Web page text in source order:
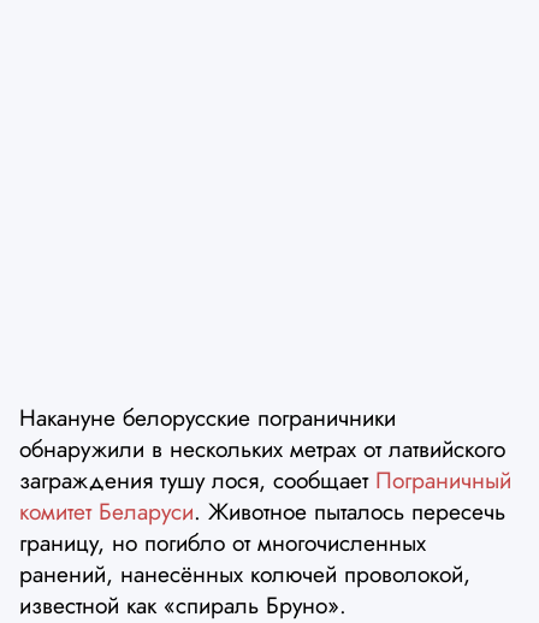
Накануне белорусские пограничники
обнаружили в нескольких метрах от латвийского
заграждения тушу лося, сообщает Пограничный
комитет Беларуси. Животное пыталось пересечь
границу, но погибло от многочисленных
ранений, нанесённых колючей проволокой,
известной как «спираль Бруно».